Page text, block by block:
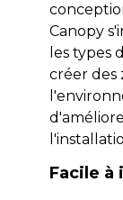
Canopy
les types
créer des
Facile